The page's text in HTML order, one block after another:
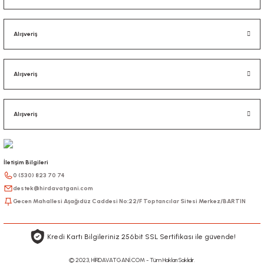
Alışveriş
Alışveriş
Alışveriş
İletişim Bilgileri
0 (530) 823 70 74
destek@hirdavatgani.com
Gecen Mahallesi Aşağıdüz Caddesi No:22/F Toptancılar Sitesi Merkez/BARTIN
Kredi Kartı Bilgileriniz 256bit SSL Sertifikası ile güvende!
© 2023, HİRDAVATGANİ.COM - Tüm Hakları Saklıdır.